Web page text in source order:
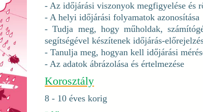
- Az időjárási viszonyok megfigyelése és
- A helyi időjárási folyamatok azonosítása
- Tudja meg, hogy műholdak,
segítségével készítenek időjárás-
- Tanulja meg, hogyan kell időjárási
- Az adatok ábrázolása és értelmezése
Korosztály
8 - 10 éves korig